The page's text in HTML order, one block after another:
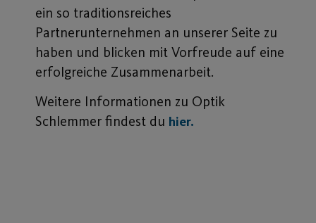
ein so traditionsreiches
Partnerunternehmen an unserer Seite zu
haben und blicken mit Vorfreude auf eine
erfolgreiche Zusammenarbeit.
Weitere Informationen zu Optik
Schlemmer findest du hier.